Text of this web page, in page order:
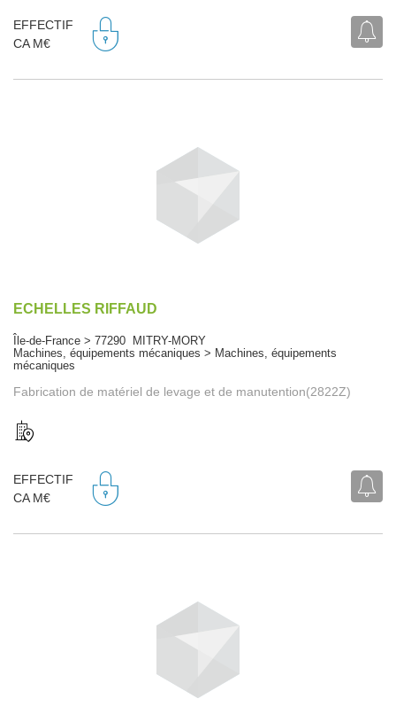
EFFECTIF
CA M€
ECHELLES RIFFAUD
Île-de-France > 77290 MITRY-MORY
Machines, équipements mécaniques > Machines, équipements
mécaniques
Fabrication de matériel de levage et de manutention(2822Z)
EFFECTIF
CA M€